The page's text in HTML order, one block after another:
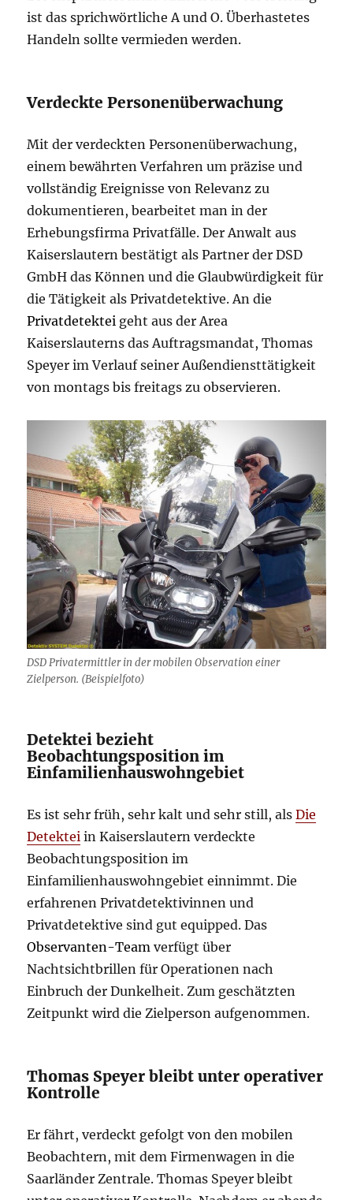
ist das sprichwörtliche A und O. Überhastetes
Handeln sollte vermieden werden.
Verdeckte Personenüberwachung
Mit der verdeckten Personenüberwachung,
einem bewährten Verfahren um präzise und
vollständig Ereignisse von Relevanz zu
dokumentieren, bearbeitet man in der
Erhebungsfirma Privatfälle. Der Anwalt aus
Kaiserslautern bestätigt als Partner der DSD
GmbH das Können und die Glaubwürdigkeit für
die Tätigkeit als Privatdetektive. An die
Privatdetektei geht aus der Area
Kaiserslauterns das Auftragsmandat, Thomas
Speyer im Verlauf seiner Außendiensttätigkeit
von montags bis freitags zu observieren.
DSD Privatermittler in der mobilen Observation einer
Zielperson. (Beispielfoto)
Detektei bezieht
Beobachtungsposition im
Einfamilienhauswohngebiet
Es ist sehr früh, sehr kalt und sehr still, alsDie
Detektei in Kaiserslautern verdeckte
Beobachtungsposition im
Einfamilienhauswohngebiet einnimmt. Die
erfahrenen Privatdetektivinnen und
Privatdetektive sind gut equipped. Das
Observanten-Team verfügt über
Nachtsichtbrillen für Operationen nach
Einbruch der Dunkelheit. Zum geschätzten
Zeitpunkt wird die Zielperson aufgenommen.
Thomas Speyer bleibt unter operativer
Kontrolle
Er fährt, verdeckt gefolgt von den mobilen
Beobachtern, mit dem Firmenwagen in die
Saarländer Zentrale. Thomas Speyer bleibt